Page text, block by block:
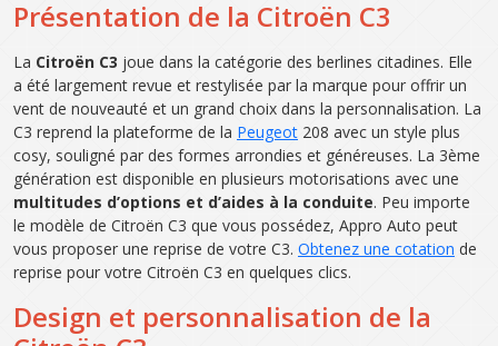
Présentation de la Citroën C3
La Citroën C3 joue dans la catégorie des berlines citadines. Elle
a été largement revue et restylisée par la marque pour offrir un
vent de nouveauté et un grand choix dans la personnalisation. La
C3 reprend la plateforme de la Peugeot 208 avec un style plus
cosy, souligné par des formes arrondies et généreuses. La 3ème
génération est disponible en plusieurs motorisations avec une
multitudes d’options et d’aides à la conduite. Peu importe
le modèle de Citroën C3 que vous possédez, Appro Auto peut
vous proposer une reprise de votre C3. Obtenez une cotation de
reprise pour votre Citroën C3 en quelques clics.
Design et personnalisation de la